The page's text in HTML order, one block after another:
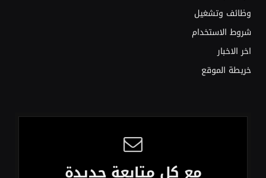
وظائف وتشغيل
شروط الاستخدام
اخر الاخبار
خريطة الموقع